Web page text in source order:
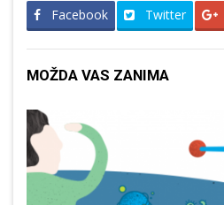
Facebook Twitter
MOŽDA VAS ZANIMA